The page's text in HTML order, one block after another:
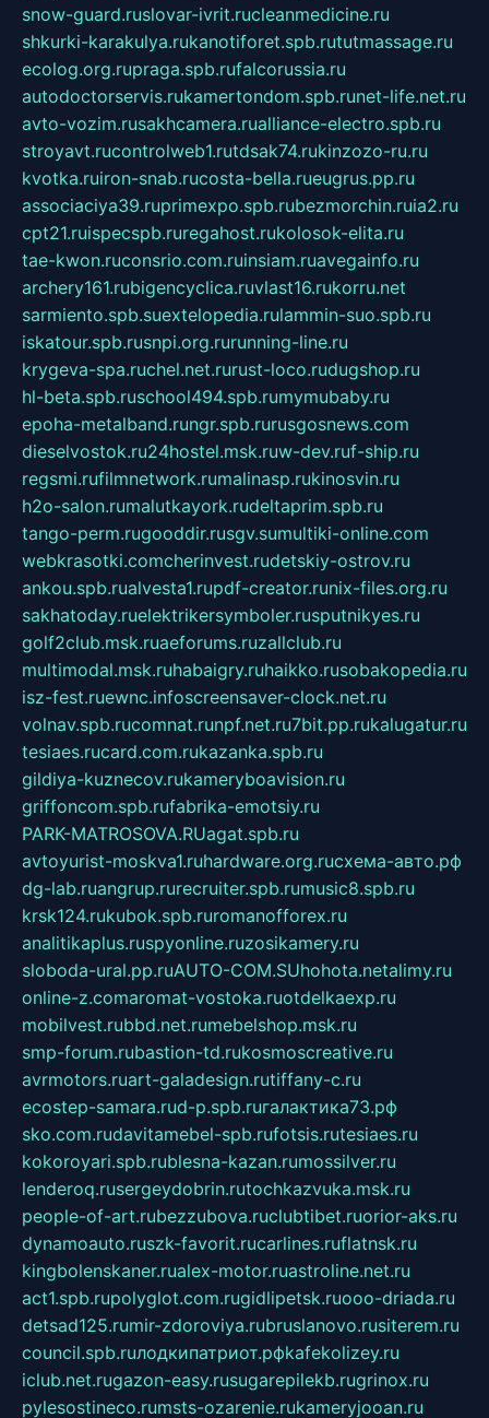
snow-guard.ruslovar-ivrit.rucleanmedicine.ru
shkurki-karakulya.rukanotiforet.spb.rututmassage.ru
ecolog.org.rupraga.spb.rufalcorussia.ru
autodoctorservis.rukamertondom.spb.runet-life.net.ru
avto-vozim.rusakhcamera.rualliance-electro.spb.ru
stroyavt.rucontrolweb1.rutdsak74.rukinzozo-ru.ru
kvotka.ruiron-snab.rucosta-bella.rueugrus.pp.ru
associaciya39.ruprimexpo.spb.rubezmorchin.ruia2.ru
cpt21.ruispecspb.ruregahost.rukolosok-elita.ru
tae-kwon.ruconsrio.com.ruinsiam.ruavegainfo.ru
archery161.rubigencyclica.ruvlast16.rukorru.net
sarmiento.spb.suextelopedia.rulammin-suo.spb.ru
iskatour.spb.rusnpi.org.rurunning-line.ru
krygeva-spa.ruchel.net.rurust-loco.rudugshop.ru
hl-beta.spb.ruschool494.spb.rumymubaby.ru
epoha-metalband.rungr.spb.rurusgosnews.com
dieselvostok.ru24hostel.msk.ruw-dev.ruf-ship.ru
regsmi.rufilmnetwork.rumalinasp.rukinosvin.ru
h2o-salon.rumalutkayork.rudeltaprim.spb.ru
tango-perm.rugooddir.rusgv.sumultiki-online.com
webkrasotki.comcherinvest.rudetskiy-ostrov.ru
ankou.spb.rualvesta1.rupdf-creator.runix-files.org.ru
sakhatoday.ruelektrikersymboler.rusputnikyes.ru
golf2club.msk.ruaeforums.ruzallclub.ru
multimodal.msk.ruhabaigry.ruhaikko.rusobakopedia.ru
isz-fest.ruewnc.infoscreensaver-clock.net.ru
volnav.spb.rucomnat.runpf.net.ru7bit.pp.rukalugatur.ru
tesiaes.rucard.com.rukazanka.spb.ru
gildiya-kuznecov.rukameryboavision.ru
griffoncom.spb.rufabrika-emotsiy.ru
PARK-MATROSOVA.RUagat.spb.ru
avtoyurist-moskva1.ruhardware.org.ruсхема-авто.рф
dg-lab.ruangrup.rurecruiter.spb.rumusic8.spb.ru
krsk124.rukubok.spb.ruromanofforex.ru
analitikaplus.ruspyonline.ruzosikamery.ru
sloboda-ural.pp.ruAUTO-COM.SUhohota.netalimy.ru
online-z.comaromat-vostoka.ruotdelkaexp.ru
mobilvest.rubbd.net.rumebelshop.msk.ru
smp-forum.rubastion-td.rukosmoscreative.ru
avrmotors.ruart-galadesign.rutiffany-c.ru
ecostep-samara.rud-p.spb.ruгалактика73.рф
sko.com.rudavitamebel-spb.rufotsis.rutesiaes.ru
kokoroyari.spb.rublesna-kazan.rumossilver.ru
lenderoq.rusergeydobrin.rutochkazvuka.msk.ru
people-of-art.rubezzubova.ruclubtibet.ruorior-aks.ru
dynamoauto.ruszk-favorit.rucarlines.ruflatnsk.ru
kingbolenskaner.rualex-motor.ruastroline.net.ru
act1.spb.rupolyglot.com.rugidlipetsk.ruooo-driada.ru
detsad125.rumir-zdoroviya.rubruslanovo.rusiterem.ru
council.spb.ruлодкипатриот.рфkafekolizey.ru
iclub.net.rugazon-easy.rusugarepilekb.rugrinox.ru
pylesostineco.rumsts-ozarenie.rukameryjooan.ru